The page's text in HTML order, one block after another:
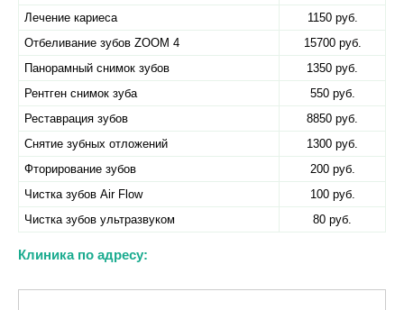
Лечение кариеса
1150 руб.
Отбеливание зубов ZOOM 4
15700 руб.
Панорамный снимок зубов
1350 руб.
Рентген снимок зуба
550 руб.
Реставрация зубов
8850 руб.
Снятие зубных отложений
1300 руб.
Фторирование зубов
200 руб.
Чистка зубов Air Flow
100 руб.
Чистка зубов ультразвуком
80 руб.
Клиника по адресу: